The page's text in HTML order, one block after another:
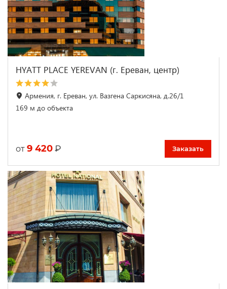
HYATT PLACE YEREVAN (г. Ереван, центр)
Армения, г. Ереван, ул. Вазгена Саркисяна, д.26/1
169 м до объекта
от 9 420 ₽ Заказать